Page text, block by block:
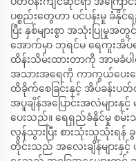
ပစ္စည်းတွေဟာ ပင်ပန်းမှု ခံ
ပြီး နှစ်များစွာ အသုံးပြုမှု
အောက်မှာ ဘုရင်မ ရေကူးအိ
ထိန်းသိမ်းထားတာကို အာမခံ
အသားအရေကို ကာကွယ်ပေးသေ
ထိခိုက်စေခြင်းနှင့် အိပ်ခန်း
အပူချိန်အပြောင်းအလဲများ
ပေးသည်။ ရေရှည်ခံနိုင်မှု စမ်း
လွန်သွားပြီး စားသုံးသူသုံးရန်
တိုင်းသည် အလေးချိန်များနှင့်